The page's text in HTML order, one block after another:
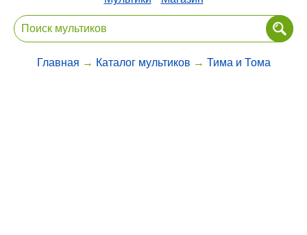
Главная → Каталог мультиков → Тима и Тома